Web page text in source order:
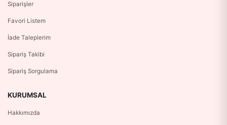
Siparişler
Favori Listem
İade Taleplerim
Sipariş Takibi
Sipariş Sorgulama
KURUMSAL
Hakkımızda